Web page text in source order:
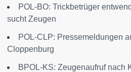
POL-BO: Trickbetrüger
sucht Zeugen
POL-CLP: Pressemeldungen
Cloppenburg
BPOL-KS: Zeugenaufruf nach